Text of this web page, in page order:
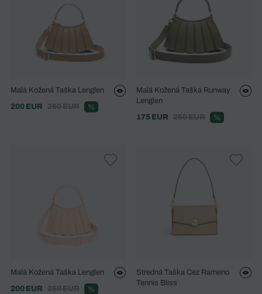
Malá Kožená Taška Lenglen
200 EUR
250 EUR %
Malá Kožená Taška Runway
Lenglen
175 EUR
250 EUR %
Malá Kožená Taška Lenglen
200 EUR
250 EUR %
Stredná Taška Cez Rameno
Tennis Bliss